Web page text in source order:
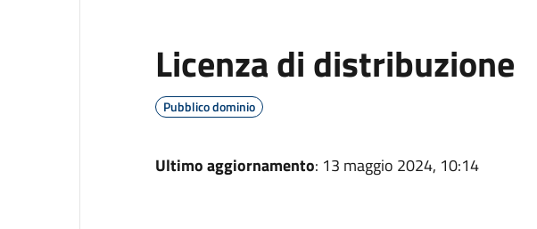
Licenza di distribuzione
Pubblico dominio
Ultimo aggiornamento: 13 maggio 2024, 10:14